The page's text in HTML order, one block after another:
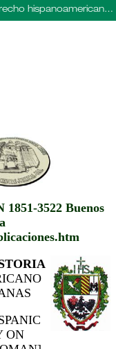
Fuentes clásicas de la Historia del Derecho hispanoamericano en formato digital: romanas